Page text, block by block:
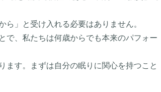
ら」と受け入れる必要はありません。
で、私たちは何歳からでも本来のパフォー
ます。まずは自分の眠りに関心を持つこと